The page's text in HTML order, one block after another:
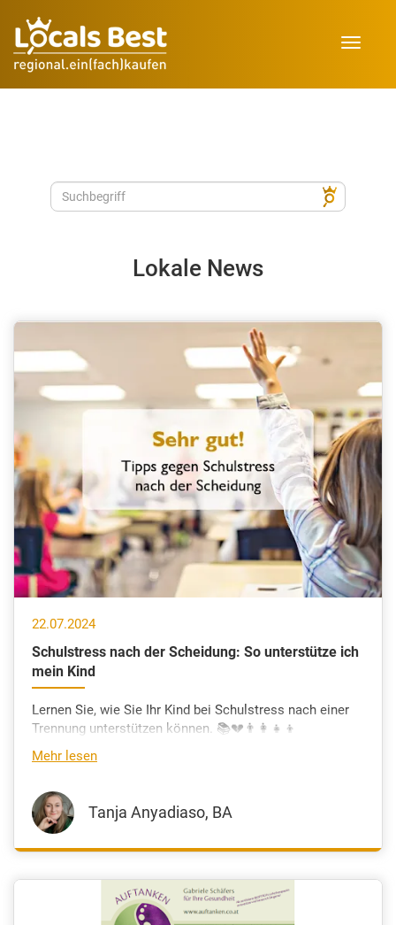
Toggle
Lokale News
22.07.2024
Schulstress nach der Scheidung: So unterstütze ich
mein Kind
Lernen Sie, wie Sie Ihr Kind bei Schulstress nach einer
Trennung unterstützen können. 📚💔👨‍👩‍👧‍👦
Mehr lesen
Tanja Anyadiaso, BA